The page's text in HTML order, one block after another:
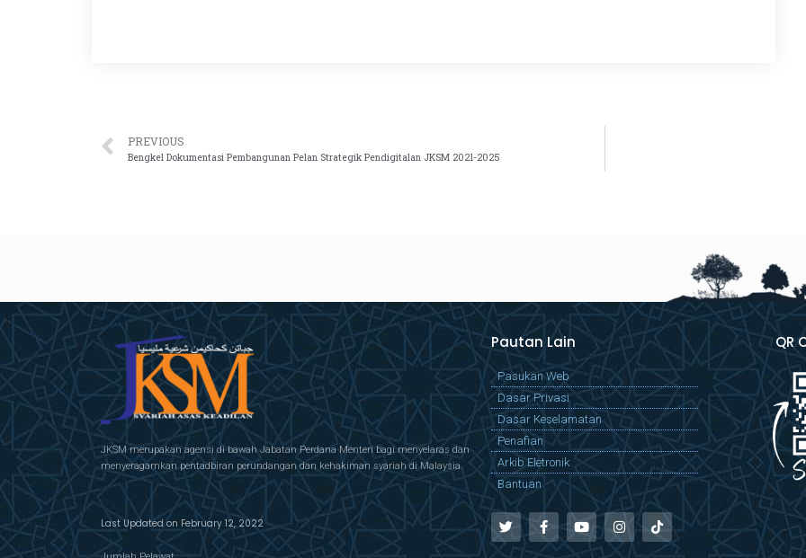
PREVIOUS
Bengkel Dokumentasi Pembangunan Pelan Strategik Pendigitalan JKSM 2021-2025
JKSM merupakan agensi di bawah Jabatan Perdana Menteri bagi menyelaras dan
menyeragamkan pentadbiran perundangan dan kehakiman syariah di Malaysia.
Last Updated on February 12, 2022
Pautan Lain
Pasukan Web
Dasar Privasi
Dasar Keselamatan
Penafian
Arkib Eletronik
Bantuan
QR